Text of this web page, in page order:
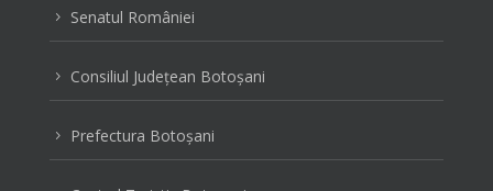
5 Senatul României
5 Consiliul Judeţean Botoşani
5 Prefectura Botoşani